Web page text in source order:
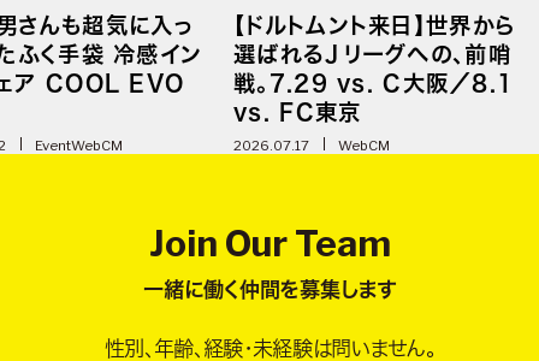
さんも超気に入っ
ふく手袋 冷感イン
ア COOL EVO
EventWebCM
【ドルトムント来日】世界から
選ばれるＪリーグへの、前哨
戦。7.29 vs. C大阪／8.1
vs. FC東京
2026.07.17 WebCM
Join Our Team
一緒に働く仲間を募集します
性別、年齢、経験・未経験は問いません。